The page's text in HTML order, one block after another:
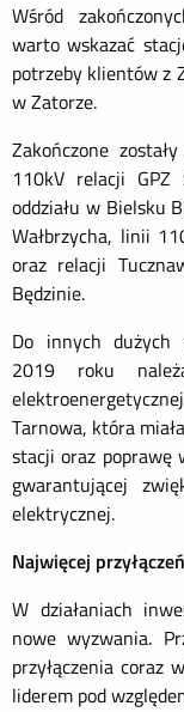
Wśród
warto wskazać
potrzeby klientów z
w Zatorze.
Zakończone
110kV relacji
oddziału w Bielsku
Wałbrzycha, linii
oraz relacji
Będzinie.
Do innych dużych
2019 roku
Tarnowa, która
stacji oraz poprawę
gwarantującej
elektrycznej.
Najwięcej
W działaniach
nowe wyzwania.
przyłączenia coraz
liderem pod